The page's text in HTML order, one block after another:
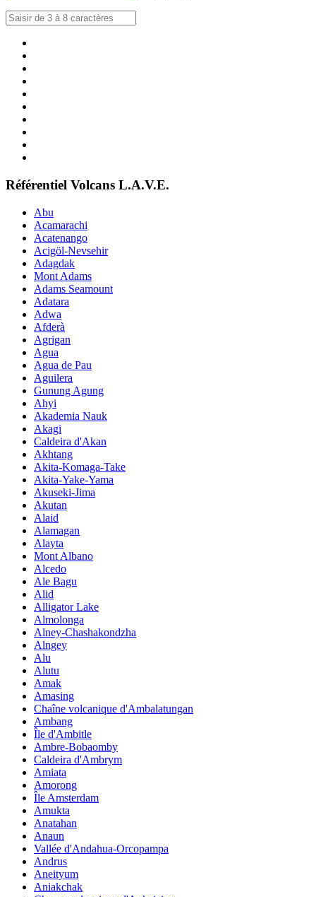
Référentiel Volcans L.A.V.E.
Abu
Acamarachi
Acatenango
Acigöl-Nevsehir
Adagdak
Mont Adams
Adams Seamount
Adatara
Adwa
Afderà
Agrigan
Agua
Agua de Pau
Aguilera
Gunung Agung
Ahyi
Akademia Nauk
Akagi
Caldeira d'Akan
Akhtang
Akita-Komaga-Take
Akita-Yake-Yama
Akuseki-Jima
Akutan
Alaid
Alamagan
Alayta
Mont Albano
Alcedo
Ale Bagu
Alid
Alligator Lake
Almolonga
Alney-Chashakondzha
Alngey
Alu
Alutu
Amak
Amasing
Chaîne volcanique d'Ambalatungan
Ambang
Île d'Ambitle
Ambre-Bobaomby
Caldeira d'Ambrym
Amiata
Amorong
Île Amsterdam
Amukta
Anatahan
Anaun
Vallée d'Andahua-Orcopampa
Andrus
Aneityum
Aniakchak